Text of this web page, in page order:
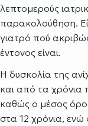
λεπτομερούς
παρακολούθηση.
γιατρό πού
έντονος είναι.
Η δυσκολία της
και από τα χρόνια
καθώς ο μέσος
στα 12 χρόνια,